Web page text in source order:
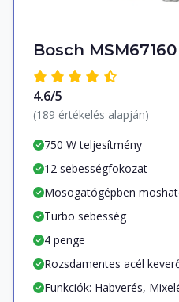
Bosch
4.6/5
(189 értékelés alapján)
750 W teljesítmény
12 sebességfokozat
Mosogatógépben
Turbo sebesség
4 penge
Rozsdamentes acél
Funkciók: Habverés,